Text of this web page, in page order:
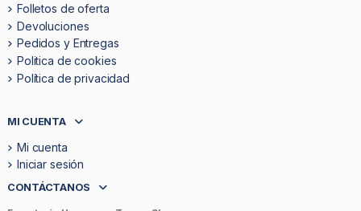
Folletos de oferta
Devoluciones
Pedidos y Entregas
Politica de cookies
Política de privacidad
MI CUENTA
Mi cuenta
Iniciar sesión
CONTÁCTANOS